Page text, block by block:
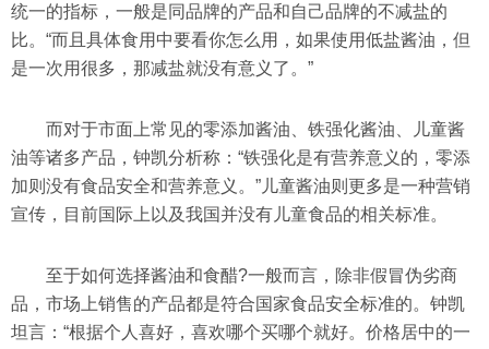
统一的指标，一般是同品牌的产品和自己品牌的不减盐的
比。“而且具体食用中要看你怎么用，如果使用低盐酱油，但
是一次用很多，那减盐就没有意义了。”
而对于市面上常见的零添加酱油、铁强化酱油、儿童酱
油等诸多产品，钟凯分析称：“铁强化是有营养意义的，零添
加则没有食品安全和营养意义。”儿童酱油则更多是一种营销
宣传，目前国际上以及我国并没有儿童食品的相关标准。
至于如何选择酱油和食醋?一般而言，除非假冒伪劣商
品，市场上销售的产品都是符合国家食品安全标准的。钟凯
坦言：“根据个人喜好，喜欢哪个买哪个就好。价格居中的一